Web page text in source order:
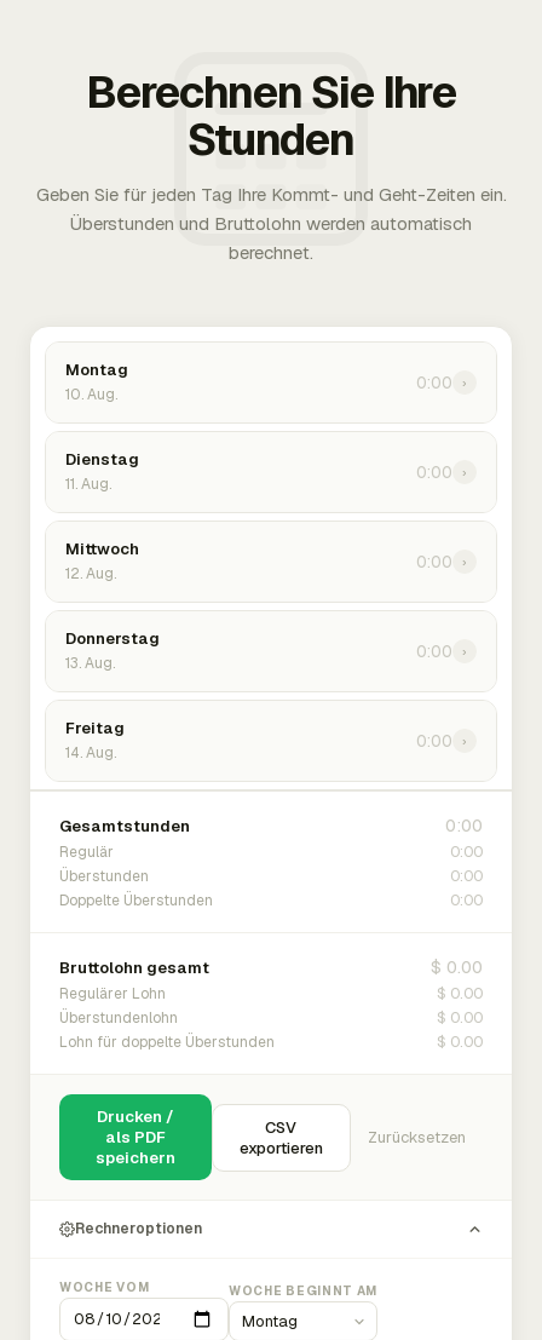
Berechnen Sie Ihre
Stunden
Geben Sie für jeden Tag Ihre Kommt- und Geht-Zeiten ein.
Überstunden und Bruttolohn werden automatisch
berechnet.
Montag
10. Aug.
0:00 ›
Dienstag
11. Aug.
0:00 ›
Mittwoch
12. Aug.
0:00 ›
Donnerstag
13. Aug.
0:00 ›
Freitag
14. Aug.
0:00 ›
Gesamtstunden 0:00
Regulär 0:00
Überstunden 0:00
Doppelte Überstunden 0:00
Bruttolohn gesamt $ 0.00
Regulärer Lohn $ 0.00
Überstundenlohn $ 0.00
Lohn für doppelte Überstunden $ 0.00
Drucken /
als PDF
speichern
CSV
exportieren
Zurücksetzen
Rechneroptionen
WOCHE VOM WOCHE BEGINNT AM